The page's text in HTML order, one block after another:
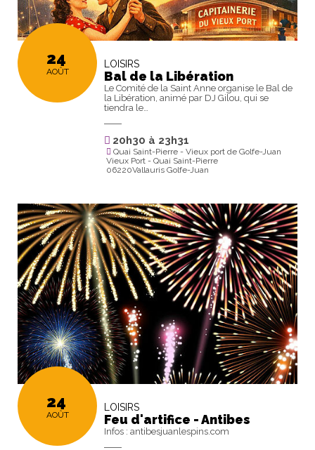
24
AOÛT
LOISIRS
Bal de la Libération
Le Comité de la Saint Anne organise le Bal de
la Libération, animé par DJ Gilou, qui se
tiendra le…
20h30 à 23h31
Quai Saint-Pierre - Vieux port de Golfe-Juan
Vieux Port - Quai Saint-Pierre
06220Vallauris Golfe-Juan
24
AOÛT
LOISIRS
Feu d'artifice - Antibes
Infos : antibesjuanlespins.com